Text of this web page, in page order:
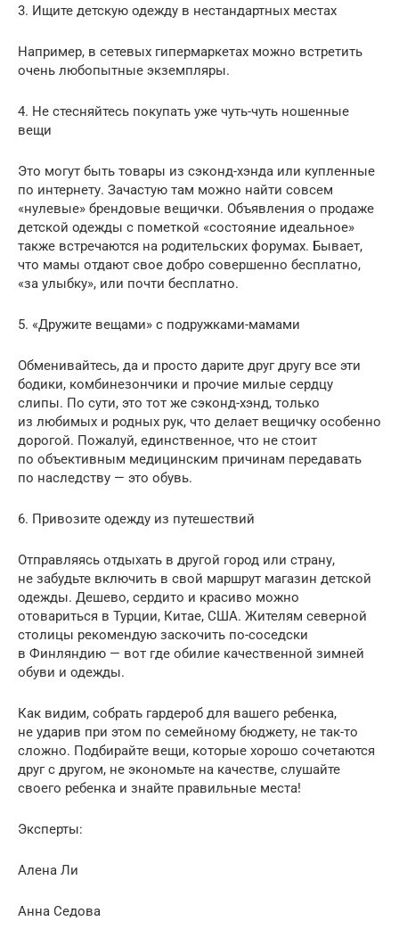
3. Ищите детскую одежду в нестандартных местах
Например, в сетевых гипермаркетах можно встретить
очень любопытные экземпляры.
4. Не стесняйтесь покупать уже чуть-чуть ношенные
вещи
Это могут быть товары из сэконд-хэнда или купленные
по интернету. Зачастую там можно найти совсем
«нулевые» брендовые вещички. Объявления о продаже
детской одежды с пометкой «состояние идеальное»
также встречаются на родительских форумах. Бывает,
что мамы отдают свое добро совершенно бесплатно,
«за улыбку», или почти бесплатно.
5. «Дружите вещами» с подружками-мамами
Обменивайтесь, да и просто дарите друг другу все эти
бодики, комбинезончики и прочие милые сердцу
слипы. По сути, это тот же сэконд-хэнд, только
из любимых и родных рук, что делает вещичку особенно
дорогой. Пожалуй, единственное, что не стоит
по объективным медицинским причинам передавать
по наследству — это обувь.
6. Привозите одежду из путешествий
Отправляясь отдыхать в другой город или страну,
не забудьте включить в свой маршрут магазин детской
одежды. Дешево, сердито и красиво можно
отовариться в Турции, Китае, США. Жителям северной
столицы рекомендую заскочить по-соседски
в Финляндию — вот где обилие качественной зимней
обуви и одежды.
Как видим, собрать гардероб для вашего ребенка,
не ударив при этом по семейному бюджету, не так-то
сложно. Подбирайте вещи, которые хорошо сочетаются
друг с другом, не экономьте на качестве, слушайте
своего ребенка и знайте правильные места!
Эксперты:
Алена Ли
Анна Седова